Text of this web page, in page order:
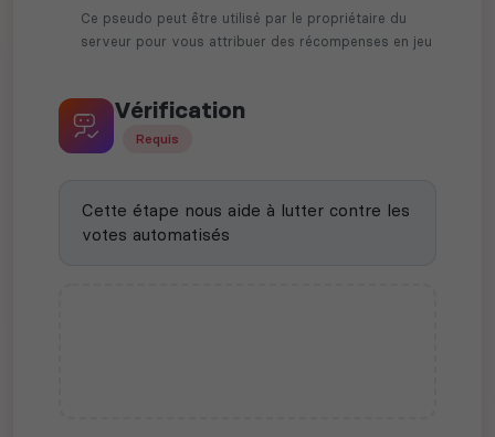
Ce pseudo peut être utilisé par le propriétaire du
serveur pour vous attribuer des récompenses en jeu
Vérification
Requis
Cette étape nous aide à lutter contre les
votes automatisés